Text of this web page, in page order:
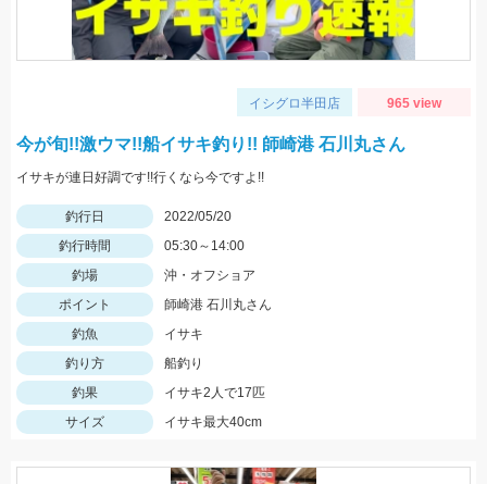
イシグロ半田店 965 view
今が旬!!激ウマ!!船イサキ釣り!! 師崎港 石川丸さん
イサキが連日好調です!!行くなら今ですよ!!
釣行日
2022/05/20
釣行時間
05:30～14:00
釣場
沖・オフショア
ポイント
師崎港 石川丸さん
釣魚
イサキ
釣り方
船釣り
釣果
イサキ2人で17匹
サイズ
イサキ最大40cm